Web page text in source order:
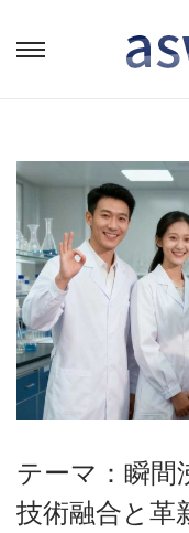
テーマ：瞬
技術融合と革